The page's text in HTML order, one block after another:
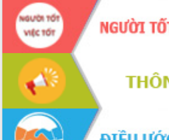
hiện Đề án 06 của Chính phủ
Họp báo thông tin về Hội nghị Công bố
Quy hoạch và Xúc tiến đầu tư tỉnh Đắk
Lắk
Khơi thông điểm nghẽn, đẩy nhanh
giải ngân vốn khắc phục thiên tai
HĐND tỉnh thông qua điều chỉnh Quy
hoạch tỉnh thời kỳ 2021-2030
Hội thảo góp ý hồ sơ điều chỉnh quy
hoạch tỉnh Đắk Lắk thời kỳ 2021-2030,
tầm nhìn đến năm 2050